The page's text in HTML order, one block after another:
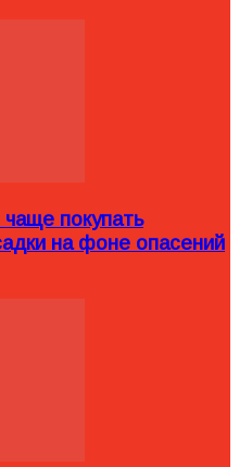
покупать
на фоне опасений